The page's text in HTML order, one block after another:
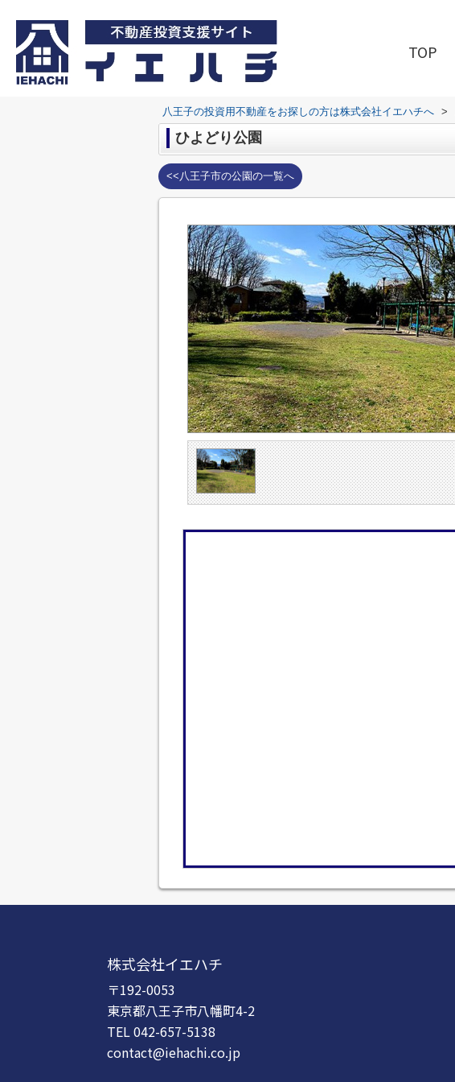
TOP
八王子の投資用不動産をお探しの方は株式会社イエハチへ >
ひよどり公園
<<八王子市の公園の一覧へ
株式会社イエハチ
〒192-0053
東京都八王子市八幡町4-2
TEL 042-657-5138
contact@iehachi.co.jp